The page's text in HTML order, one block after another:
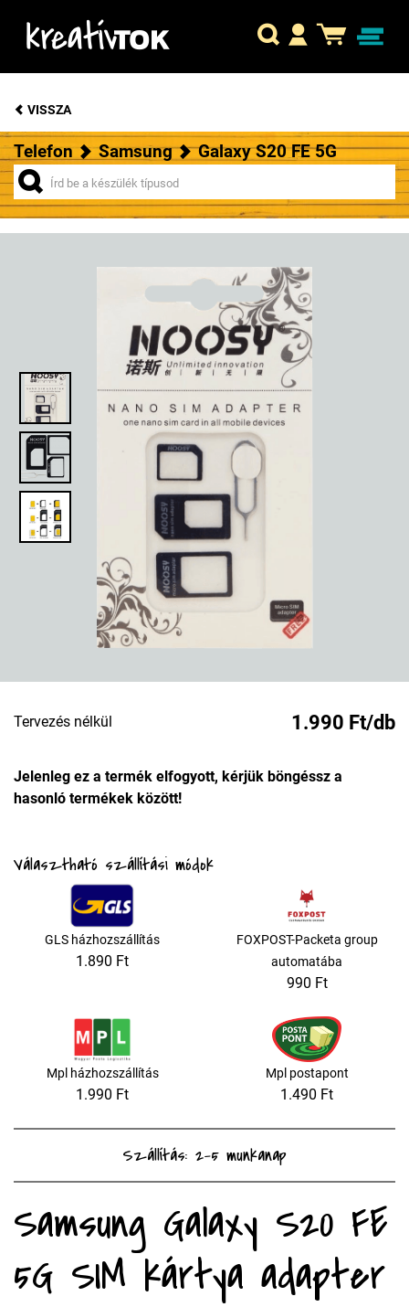
VISSZA
Telefon Samsung Galaxy S20 FE 5G
Tervezés nélkül 1.990 Ft/db
Jelenleg ez a termék elfogyott, kérjük böngéssz a
hasonló termékek között!
Választható szállítási módok
GLS házhozszállítás
1.890 Ft
FOXPOST-Packeta group
automatába
990 Ft
Mpl házhozszállítás
1.990 Ft
Mpl postapont
1.490 Ft
Szállítás: 2-5 munkanap
Samsung Galaxy S20 FE
5G SIM kártya adapter